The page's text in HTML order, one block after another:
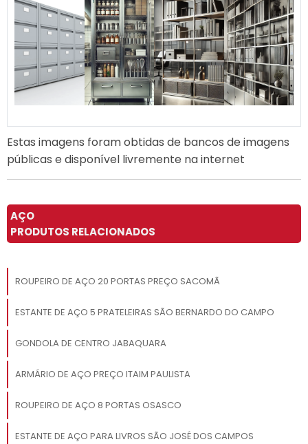
Estas imagens foram obtidas de bancos de imagens
públicas e disponível livremente na internet
AÇO
PRODUTOS RELACIONADOS
ROUPEIRO DE AÇO 20 PORTAS PREÇO SACOMÃ
ESTANTE DE AÇO 5 PRATELEIRAS SÃO BERNARDO DO CAMPO
GONDOLA DE CENTRO JABAQUARA
ARMÁRIO DE AÇO PREÇO ITAIM PAULISTA
ROUPEIRO DE AÇO 8 PORTAS OSASCO
ESTANTE DE AÇO PARA LIVROS SÃO JOSÉ DOS CAMPOS